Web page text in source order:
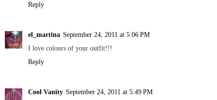
Reply
el_martina September 24, 2011 at 5:06 PM
I love colours of your outfit!!!
Reply
Cool Vanity September 24, 2011 at 5:49 PM